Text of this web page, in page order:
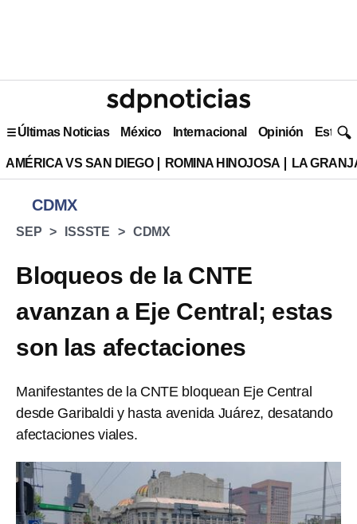
Últimas Noticias México Internacional Opinión Estilo
AMÉRICA VS SAN DIEGO ROMINA HINOJOSA LA
CDMX
SEP ISSSTE CDMX
Bloqueos de la CNTE
avanzan a Eje Central; estas
son las afectaciones
Manifestantes de la CNTE bloquean Eje Central
desde Garibaldi y hasta avenida Juárez, desatando
afectaciones viales.